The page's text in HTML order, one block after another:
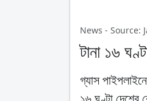
News - Source:
টানা ১৬
গ্যাস